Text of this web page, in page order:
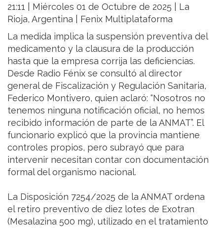
21:11 | Miércoles 01 de Octubre de 2025 | La
Rioja, Argentina | Fenix Multiplataforma
La medida implica la suspensión preventiva del
medicamento y la clausura de la producción
hasta que la empresa corrija las deficiencias.
Desde Radio Fénix se consultó al director
general de Fiscalización y Regulación Sanitaria,
Federico Montivero, quien aclaró: “Nosotros no
tenemos ninguna notificación oficial, no hemos
recibido información de parte de la ANMAT”. El
funcionario explicó que la provincia mantiene
controles propios, pero subrayó que para
intervenir necesitan contar con documentación
formal del organismo nacional.
La Disposición 7254/2025 de la ANMAT ordena
el retiro preventivo de diez lotes de Exotran
(Mesalazina 500 mg), utilizado en el tratamiento